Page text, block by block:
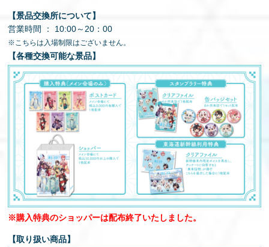
【景品交換所について】
営業時間 ： 10:00～20：00
※こちらは入場制限はございません。
【各種交換可能な景品】
※購入特典のショッパーは配布終了いたしました。
【取り扱い商品】